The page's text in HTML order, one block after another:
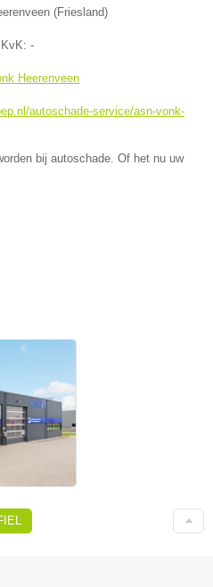
(Friesland)
, KvK: -
Heerenveen
autoschade-service/asn-vonk-
bij autoschade. Of het nu uw